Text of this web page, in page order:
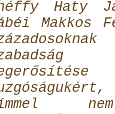
Haty
Makkos